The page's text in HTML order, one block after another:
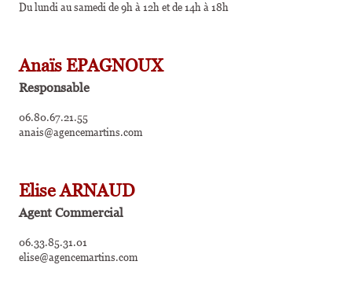
Du lundi au samedi de 9h à 12h et de 14h à 18h
Anaïs EPAGNOUX
Responsable
06.80.67.21.55
anais@agencemartins.com
Elise ARNAUD
Agent Commercial
06.33.85.31.01
elise@agencemartins.com